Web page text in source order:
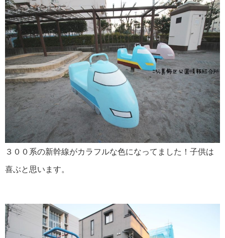
３００系の新幹線がカラフルな色になってました！子供は
喜ぶと思います。